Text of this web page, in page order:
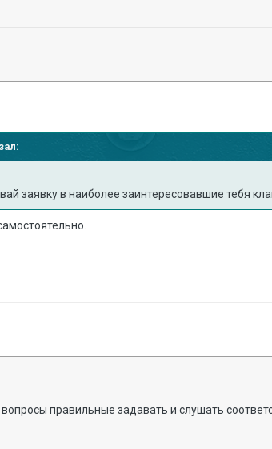
заявку в наиболее заинтересовавшие тебя
правильные задавать и слушать